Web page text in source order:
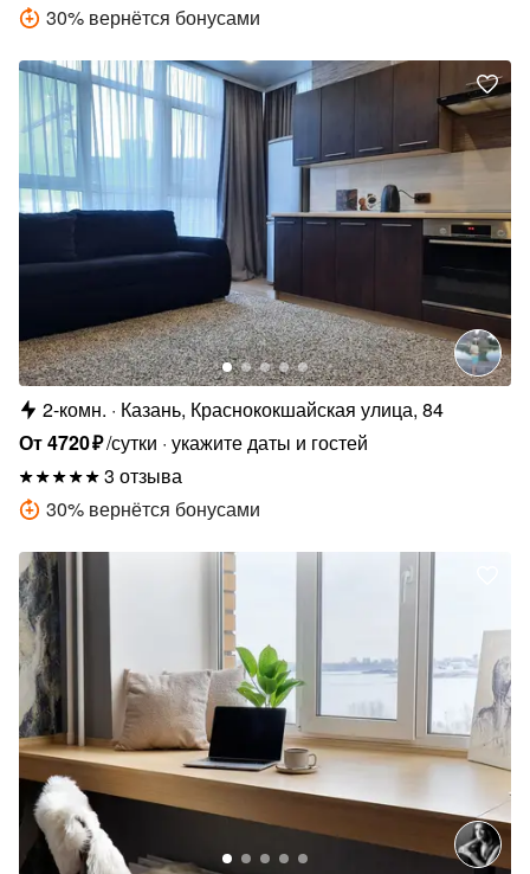
30% вернётся бонусами
2-комн.
Казань, Краснококшайская улица, 84
От4720₽/сутки укажите даты и гостей
3 отзыва
30% вернётся бонусами